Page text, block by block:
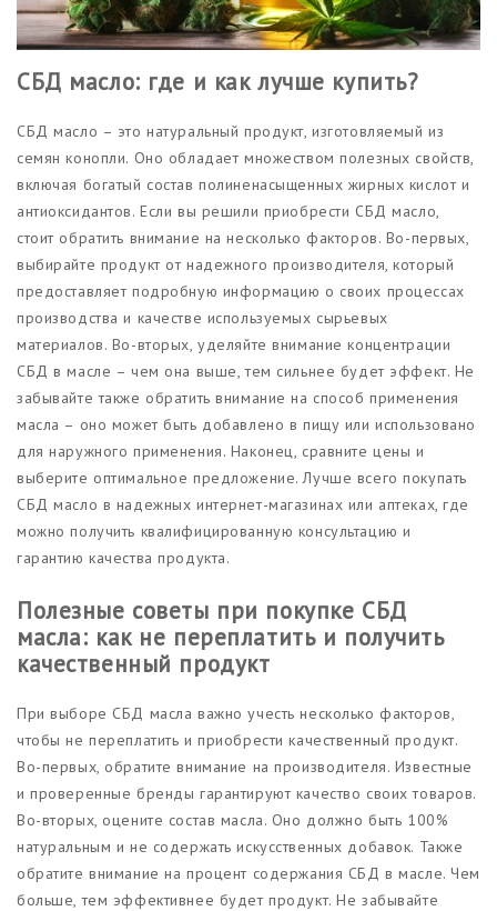
СБД масло: где и как лучше купить?
СБД масло – это натуральный продукт, изготовляемый из
семян конопли. Оно обладает множеством полезных свойств,
включая богатый состав полиненасыщенных жирных кислот и
антиоксидантов. Если вы решили приобрести СБД масло,
стоит обратить внимание на несколько факторов. Во-первых,
выбирайте продукт от надежного производителя, который
предоставляет подробную информацию о своих процессах
производства и качестве используемых сырьевых
материалов. Во-вторых, уделяйте внимание концентрации
СБД в масле – чем она выше, тем сильнее будет эффект. Не
забывайте также обратить внимание на способ применения
масла – оно может быть добавлено в пищу или использовано
для наружного применения. Наконец, сравните цены и
выберите оптимальное предложение. Лучше всего покупать
СБД масло в надежных интернет-магазинах или аптеках, где
можно получить квалифицированную консультацию и
гарантию качества продукта.
Полезные советы при покупке СБД
масла: как не переплатить и получить
качественный продукт
При выборе СБД масла важно учесть несколько факторов,
чтобы не переплатить и приобрести качественный продукт.
Во-первых, обратите внимание на производителя. Известные
и проверенные бренды гарантируют качество своих товаров.
Во-вторых, оцените состав масла. Оно должно быть 100%
натуральным и не содержать искусственных добавок. Также
обратите внимание на процент содержания СБД в масле. Чем
больше, тем эффективнее будет продукт. Не забывайте